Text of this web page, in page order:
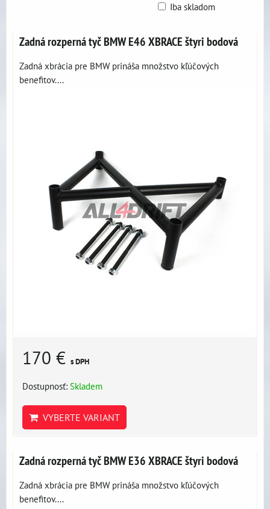
Iba skladom
Zadná rozperná tyč BMW E46 XBRACE štyri bodová
Zadná xbrácia pre BMW prináša množstvo kľúčových
benefitov....
170 € s DPH
Dostupnosť: Skladem
VYBERTE VARIANT
Zadná rozperná tyč BMW E36 XBRACE štyri bodová
Zadná xbrácia pre BMW prináša množstvo kľúčových
benefitov....